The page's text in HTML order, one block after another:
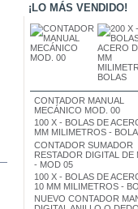
¡LO MÁS VENDIDO!
CONTADOR MANUAL
MECÁNICO MOD. 00
100 X - BOLAS DE
MM MILIMETROS -
CONTADOR SUMADOR
RESTADOR DIGITAL DE
- MOD 05
100 X - BOLAS DE
10 MM MILIMETROS -
NUEVO CONTADOR